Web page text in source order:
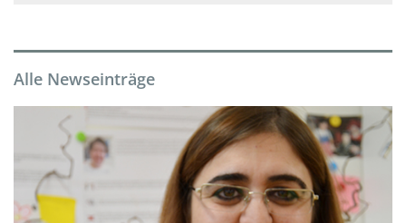
Alle Newseinträge